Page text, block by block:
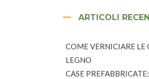
ARTICOLI
COME VERNICIARE LE
LEGNO
CASE